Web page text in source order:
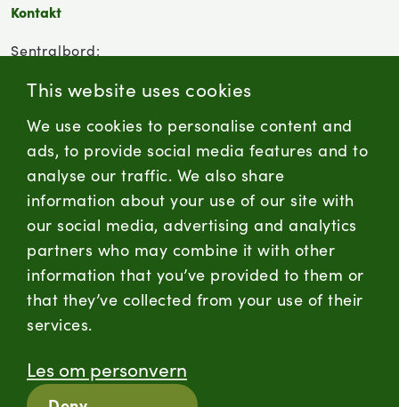
This website uses cookies
We use cookies to personalise content and
ads, to provide social media features and to
analyse our traffic. We also share
information about your use of our site with
our social media, advertising and analytics
partners who may combine it with other
information that you’ve provided to them or
that they’ve collected from your use of their
services.
Les om personvern
Kontakt
Sentralbord:
Kontaktskjema
firmapost@nortura.no
LinkedInFacebookInstagram
RSS